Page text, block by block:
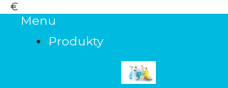
€
Menu
Produkty